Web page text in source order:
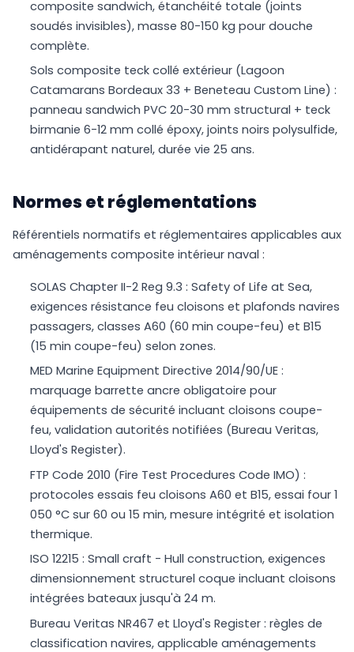
composite sandwich, étanchéité totale (joints
soudés invisibles), masse 80-150 kg pour douche
complète.
Sols composite teck collé extérieur (Lagoon
Catamarans Bordeaux 33 + Beneteau Custom Line) :
panneau sandwich PVC 20-30 mm structural + teck
birmanie 6-12 mm collé époxy, joints noirs polysulfide,
antidérapant naturel, durée vie 25 ans.
Normes et réglementations
Référentiels normatifs et réglementaires applicables aux
aménagements composite intérieur naval :
SOLAS Chapter II-2 Reg 9.3 : Safety of Life at Sea,
exigences résistance feu cloisons et plafonds navires
passagers, classes A60 (60 min coupe-feu) et B15
(15 min coupe-feu) selon zones.
MED Marine Equipment Directive 2014/90/UE :
marquage barrette ancre obligatoire pour
équipements de sécurité incluant cloisons coupe-
feu, validation autorités notifiées (Bureau Veritas,
Lloyd's Register).
FTP Code 2010 (Fire Test Procedures Code IMO) :
protocoles essais feu cloisons A60 et B15, essai four 1
050 °C sur 60 ou 15 min, mesure intégrité et isolation
thermique.
ISO 12215 : Small craft - Hull construction, exigences
dimensionnement structurel coque incluant cloisons
intégrées bateaux jusqu'à 24 m.
Bureau Veritas NR467 et Lloyd's Register : règles de
classification navires, applicable aménagements